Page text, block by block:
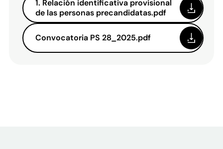
1. Relación identificativa provisional
de las personas precandidatas.pdf
Convocatoria PS 28_2025.pdf